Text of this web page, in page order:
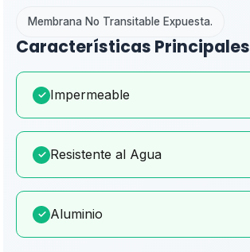
Membrana No Transitable Expuesta.
Características Principales
✓ Impermeable
✓ Resistente al Agua
✓ Aluminio